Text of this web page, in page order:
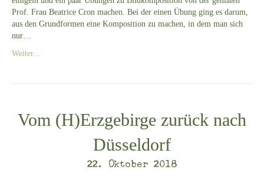
Prof. Frau Beatrice Cron machen. Bei der einen Übung ging es darum,
aus den Grundformen eine Komposition zu machen, in dem man sich
nur…
Weiter...
Vom (H)Erzgebirge zurück nach
Düsseldorf
22. Oktober 2018